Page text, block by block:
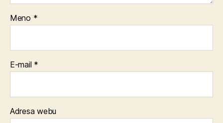
Meno *
E-mail *
Adresa webu